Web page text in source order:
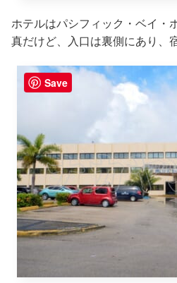
ホテルはパシフィック・ベイ
真だけど、入口は裏側にあり、
Save